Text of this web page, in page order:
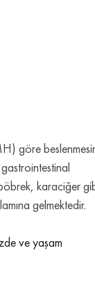
göre
böbrek, karaciğer
gelmektedir.
ve yaşam